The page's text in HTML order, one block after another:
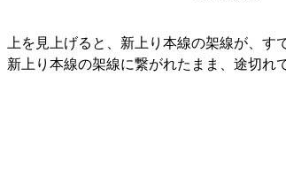
上を見上げると、新上り本線の架線が、
新上り本線の架線に繋がれたまま、途切れ